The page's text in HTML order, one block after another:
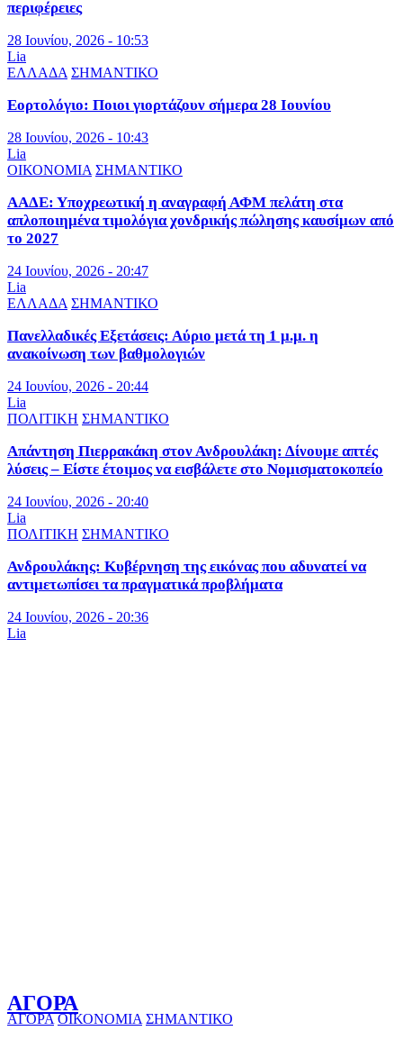
περιφέρειες
28 Ιουνίου, 2026 - 10:53
Lia
ΕΛΛΑΔΑ ΣΗΜΑΝΤΙΚΟ
Εορτολόγιο: Ποιοι γιορτάζουν σήμερα 28 Ιουνίου
28 Ιουνίου, 2026 - 10:43
Lia
ΟΙΚΟΝΟΜΙΑ ΣΗΜΑΝΤΙΚΟ
ΑΑΔΕ: Υποχρεωτική η αναγραφή ΑΦΜ πελάτη στα
απλοποιημένα τιμολόγια χονδρικής πώλησης καυσίμων από
το 2027
24 Ιουνίου, 2026 - 20:47
Lia
ΕΛΛΑΔΑ ΣΗΜΑΝΤΙΚΟ
Πανελλαδικές Εξετάσεις: Αύριο μετά τη 1 μ.μ. η
ανακοίνωση των βαθμολογιών
24 Ιουνίου, 2026 - 20:44
Lia
ΠΟΛΙΤΙΚΗ ΣΗΜΑΝΤΙΚΟ
Απάντηση Πιερρακάκη στον Ανδρουλάκη: Δίνουμε απτές
λύσεις – Είστε έτοιμος να εισβάλετε στο Νομισματοκοπείο
24 Ιουνίου, 2026 - 20:40
Lia
ΠΟΛΙΤΙΚΗ ΣΗΜΑΝΤΙΚΟ
Ανδρουλάκης: Κυβέρνηση της εικόνας που αδυνατεί να
αντιμετωπίσει τα πραγματικά προβλήματα
24 Ιουνίου, 2026 - 20:36
Lia
ΑΓΟΡΑ
ΑΓΟΡΑ ΟΙΚΟΝΟΜΙΑ ΣΗΜΑΝΤΙΚΟ